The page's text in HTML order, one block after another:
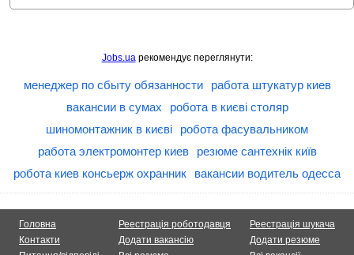
Jobs.uaрекомендує переглянути:
менеджер по сбыту обязанности
работа штукатур киев
вакансии в сумах
робота в києві столяр
шиномонтажник в києві
робота фасувальником
работа электромонтер киев
резюме сантехнік київ
робота киев консьерж охранник
вакансии водитель одесса
Головна
Контакти
Реестрація роботодавця
Додати вакансію
Реестрація шукача
Додати резюме